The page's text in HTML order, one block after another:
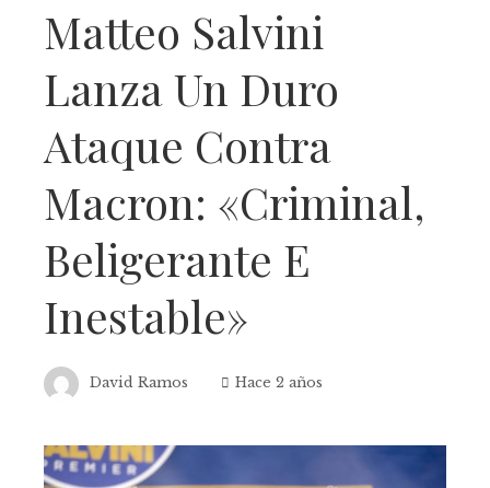
Matteo Salvini
Lanza Un Duro
Ataque Contra
Macron: «Criminal,
Beligerante E
Inestable»
David Ramos Hace 2 años